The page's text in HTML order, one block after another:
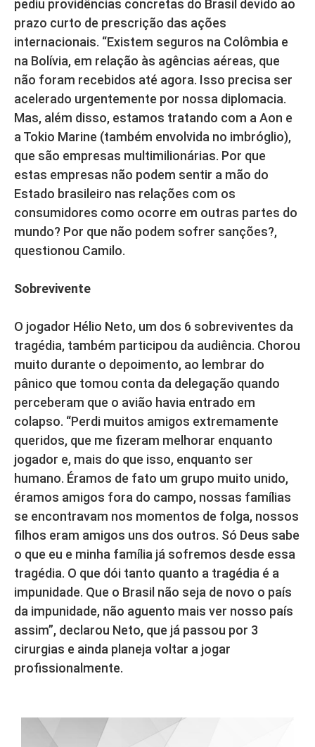
pediu providências concretas do Brasil devido ao
prazo curto de prescrição das ações
internacionais. “Existem seguros na Colômbia e
na Bolívia, em relação às agências aéreas, que
não foram recebidos até agora. Isso precisa ser
acelerado urgentemente por nossa diplomacia.
Mas, além disso, estamos tratando com a Aon e
a Tokio Marine (também envolvida no imbróglio),
que são empresas multimilionárias. Por que
estas empresas não podem sentir a mão do
Estado brasileiro nas relações com os
consumidores como ocorre em outras partes do
mundo? Por que não podem sofrer sanções?,
questionou Camilo.
Sobrevivente
O jogador Hélio Neto, um dos 6 sobreviventes da
tragédia, também participou da audiência. Chorou
muito durante o depoimento, ao lembrar do
pânico que tomou conta da delegação quando
perceberam que o avião havia entrado em
colapso. “Perdi muitos amigos extremamente
queridos, que me fizeram melhorar enquanto
jogador e, mais do que isso, enquanto ser
humano. Éramos de fato um grupo muito unido,
éramos amigos fora do campo, nossas famílias
se encontravam nos momentos de folga, nossos
filhos eram amigos uns dos outros. Só Deus sabe
o que eu e minha família já sofremos desde essa
tragédia. O que dói tanto quanto a tragédia é a
impunidade. Que o Brasil não seja de novo o país
da impunidade, não aguento mais ver nosso país
assim”, declarou Neto, que já passou por 3
cirurgias e ainda planeja voltar a jogar
profissionalmente.